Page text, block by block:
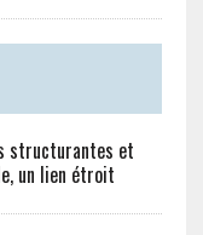
structurantes et
un lien étroit